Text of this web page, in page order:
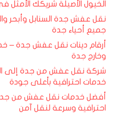
الخيول الأصيلة شريكك
نقل عفش جدة السنابل وأبحر
جميع أحياء جدة
أرقام دينات نقل عفش جدة –
وخارج جدة
شركة نقل عفش من جدة إلى
خدمات احترافية بأعلى جودة
أفضل خدمات نقل عفش من جدة
احترافية وسرعة لنقل آمن